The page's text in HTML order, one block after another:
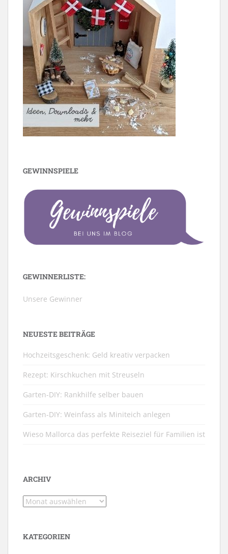
GEWINNSPIELE
GEWINNERLISTE:
Unsere Gewinner
NEUESTE BEITRÄGE
Hochzeitsgeschenk: Geld kreativ verpacken
Rezept: Kirschkuchen mit Streuseln
Garten-DIY: Rankhilfe selber bauen
Garten-DIY: Weinfass als Miniteich anlegen
Wieso Mallorca das perfekte Reiseziel für Familien ist
ARCHIV
Archiv
KATEGORIEN